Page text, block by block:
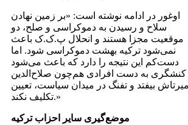
اوغور در ادامه نوشته است: «بر زمین نهادن
سلاح و رسیدن به دموکراسی و صلح، دو
موقعیت مجزا هستند و انحلال پ.ک.ک باعث
نمی‌شود ترکیه بهشت دموکراسی شود. اما
دست‌کم این نتیجه را دارد که باعث می‌شود
کنشگری به دست افرادی هم‌چون صلاح‌الدین
بیفتد و تفنگ در میدان سیاست، تعیین
تکلیف نکند.»
موضع‌گیری سایر احزاب ترکیه